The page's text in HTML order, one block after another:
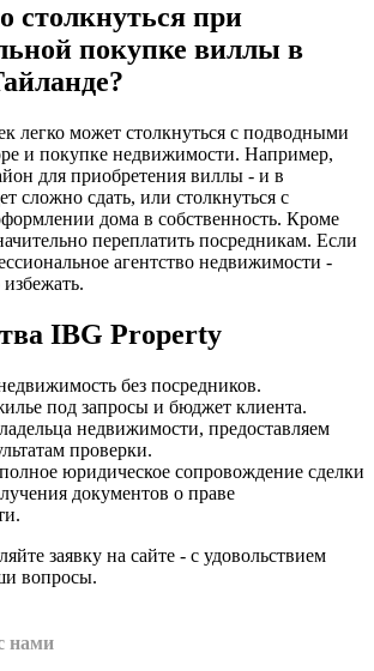
столкнуться при
покупке виллы в
легко может столкнуться с подводными
и покупке недвижимости. Например,
для приобретения виллы - и в
сложно сдать, или столкнуться с
дома в собственность. Кроме
переплатить посредникам. Если
агентство недвижимости -
IBG Property
без посредников.
под запросы и бюджет клиента.
недвижимости, предоставляем
проверки.
юридическое сопровождение сделки
документов о праве
заявку на сайте - с удовольствием
вопросы.
нами